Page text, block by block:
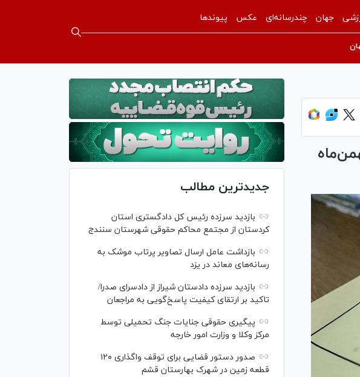
جهان چندرسانه‌ای عکس پیوندها
جدیدترین مطالب
بازدید سرزده رئیس کل دادگستری استان
کردستان از مجتمع محاکم حقوقی شهرستان سنندج
بازداشت عامل ارسال تصاویر پرتاب موشک به
رسانه‌های معاند در یزد
بازدید سرزده دادستان شیراز از دادسرای صدرا/
تاکید بر ارتقای کیفیت پاسخ‌گویی به مراجعان
پیگیری حقوقی جنایات جنگ تحمیلی توسط
مرکز وکلا و وزارت امور خارجه
صدور دستور قضایی برای توقف واگذاری ۱۲۰
قطعه زمین در شهرک بهارستان قشم